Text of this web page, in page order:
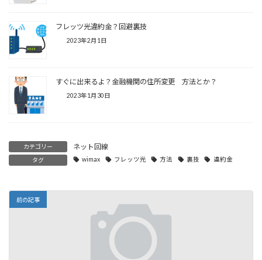
フレッツ光違約金？回避裏技
2023年2月1日
すぐに出来るよ？金融機関の住所変更 方法とか？
2023年1月30日
カテゴリー ネット回線
タグ wimax フレッツ光 方法 裏技 違約金
前の記事